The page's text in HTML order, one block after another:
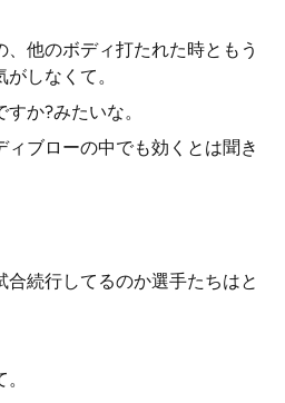
、他のボディ打たれた時ともう
しなくて。
か?みたいな。
ブローの中でも効くとは聞き
合続行してるのか選手たちはと